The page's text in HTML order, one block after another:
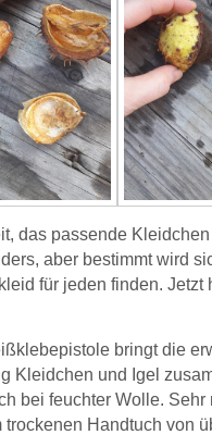
das passende
aber bestimmt wird
für jeden finden. Jetzt
bringt die
Kleidchen und Igel
bei feuchter Wolle. Sehr
trockenen Handtuch von